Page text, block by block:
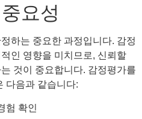
요성
하는 중요한 과정입니다. 감정
인 영향을 미치므로, 신뢰할
것이 중요합니다. 감정평가를
다음과 같습니다:
험 확인